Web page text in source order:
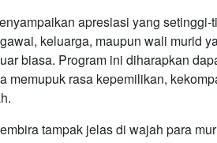
apresiasi yang
keluarga, maupun wali murid
biasa. Program ini diharapkan
memupuk rasa kepemilikan,
tampak jelas di wajah para